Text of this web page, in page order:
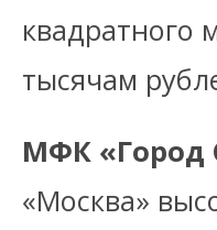
квадратного
тысячам
МФК «Город
«Москва»